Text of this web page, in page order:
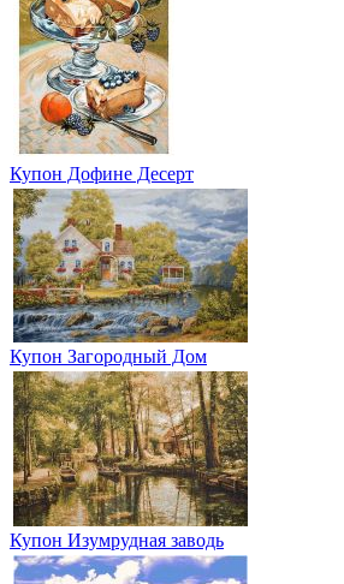
Купон Дофине Десерт
Купон Загородный Дом
Купон Изумрудная заводь